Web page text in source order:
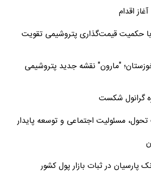
اقدام
با حکمیت قیمت‌گذاری پتروشیمی تقویت
"مارون" نقشه جدید پتروشیمی
گرانول شکست
مسئولیت اجتماعی و توسعه پایدار
پارسیان در ثبات بازار پول کشور